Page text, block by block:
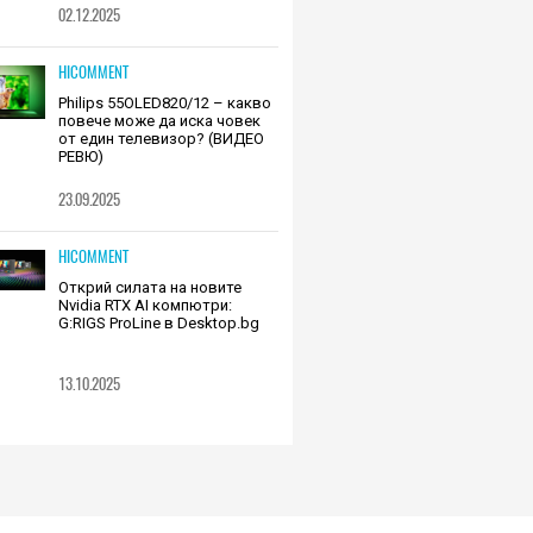
02.12.2025
HICOMMENT
Philips 55OLED820/12 – какво
повече може да иска човек
от един телевизор? (ВИДЕО
РЕВЮ)
23.09.2025
HICOMMENT
Открий силата на новите
Nvidia RTX AI компютри:
G:RIGS ProLine в Desktop.bg
13.10.2025